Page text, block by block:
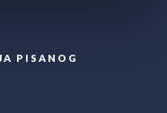
PISANOG